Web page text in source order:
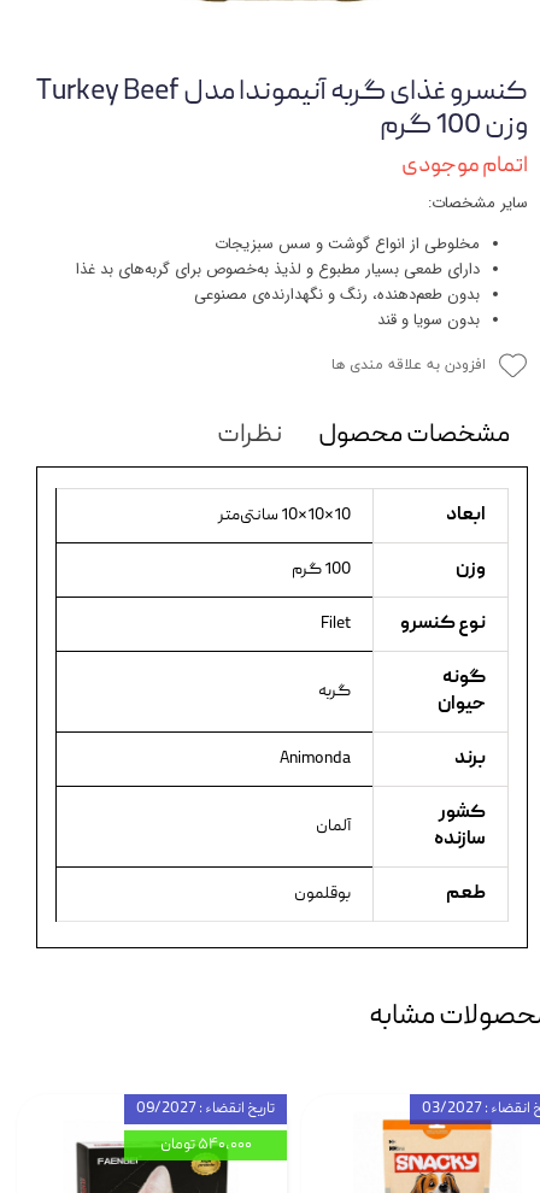
کنسرو غذای گربه آنیموندا مدل Turkey Beef
وزن 100 گرم
اتمام موجودی
سایر مشخصات:
مخلوطی از انواع گوشت و سس سبزیجات
دارای طمعی بسیار مطبوع و لذیذ به‌خصوص برای گربه‌های بد غذا
بدون طعم‌دهنده، رنگ و نگهدارنده‌ی مصنوعی
بدون سویا و قند
افزودن به علاقه مندی ها
مشخصات محصول نظرات
ابعاد 10×10×10 سانتی‌متر
وزن 100 گرم
نوع کنسرو Filet
گونه
حیوان
گربه
برند Animonda
کشور
سازنده
آلمان
طعم بوقلمون
مشابه
تاریخ انقضاء : 09/2027
۵۴۰,۰۰۰ تومان
: 03/2027